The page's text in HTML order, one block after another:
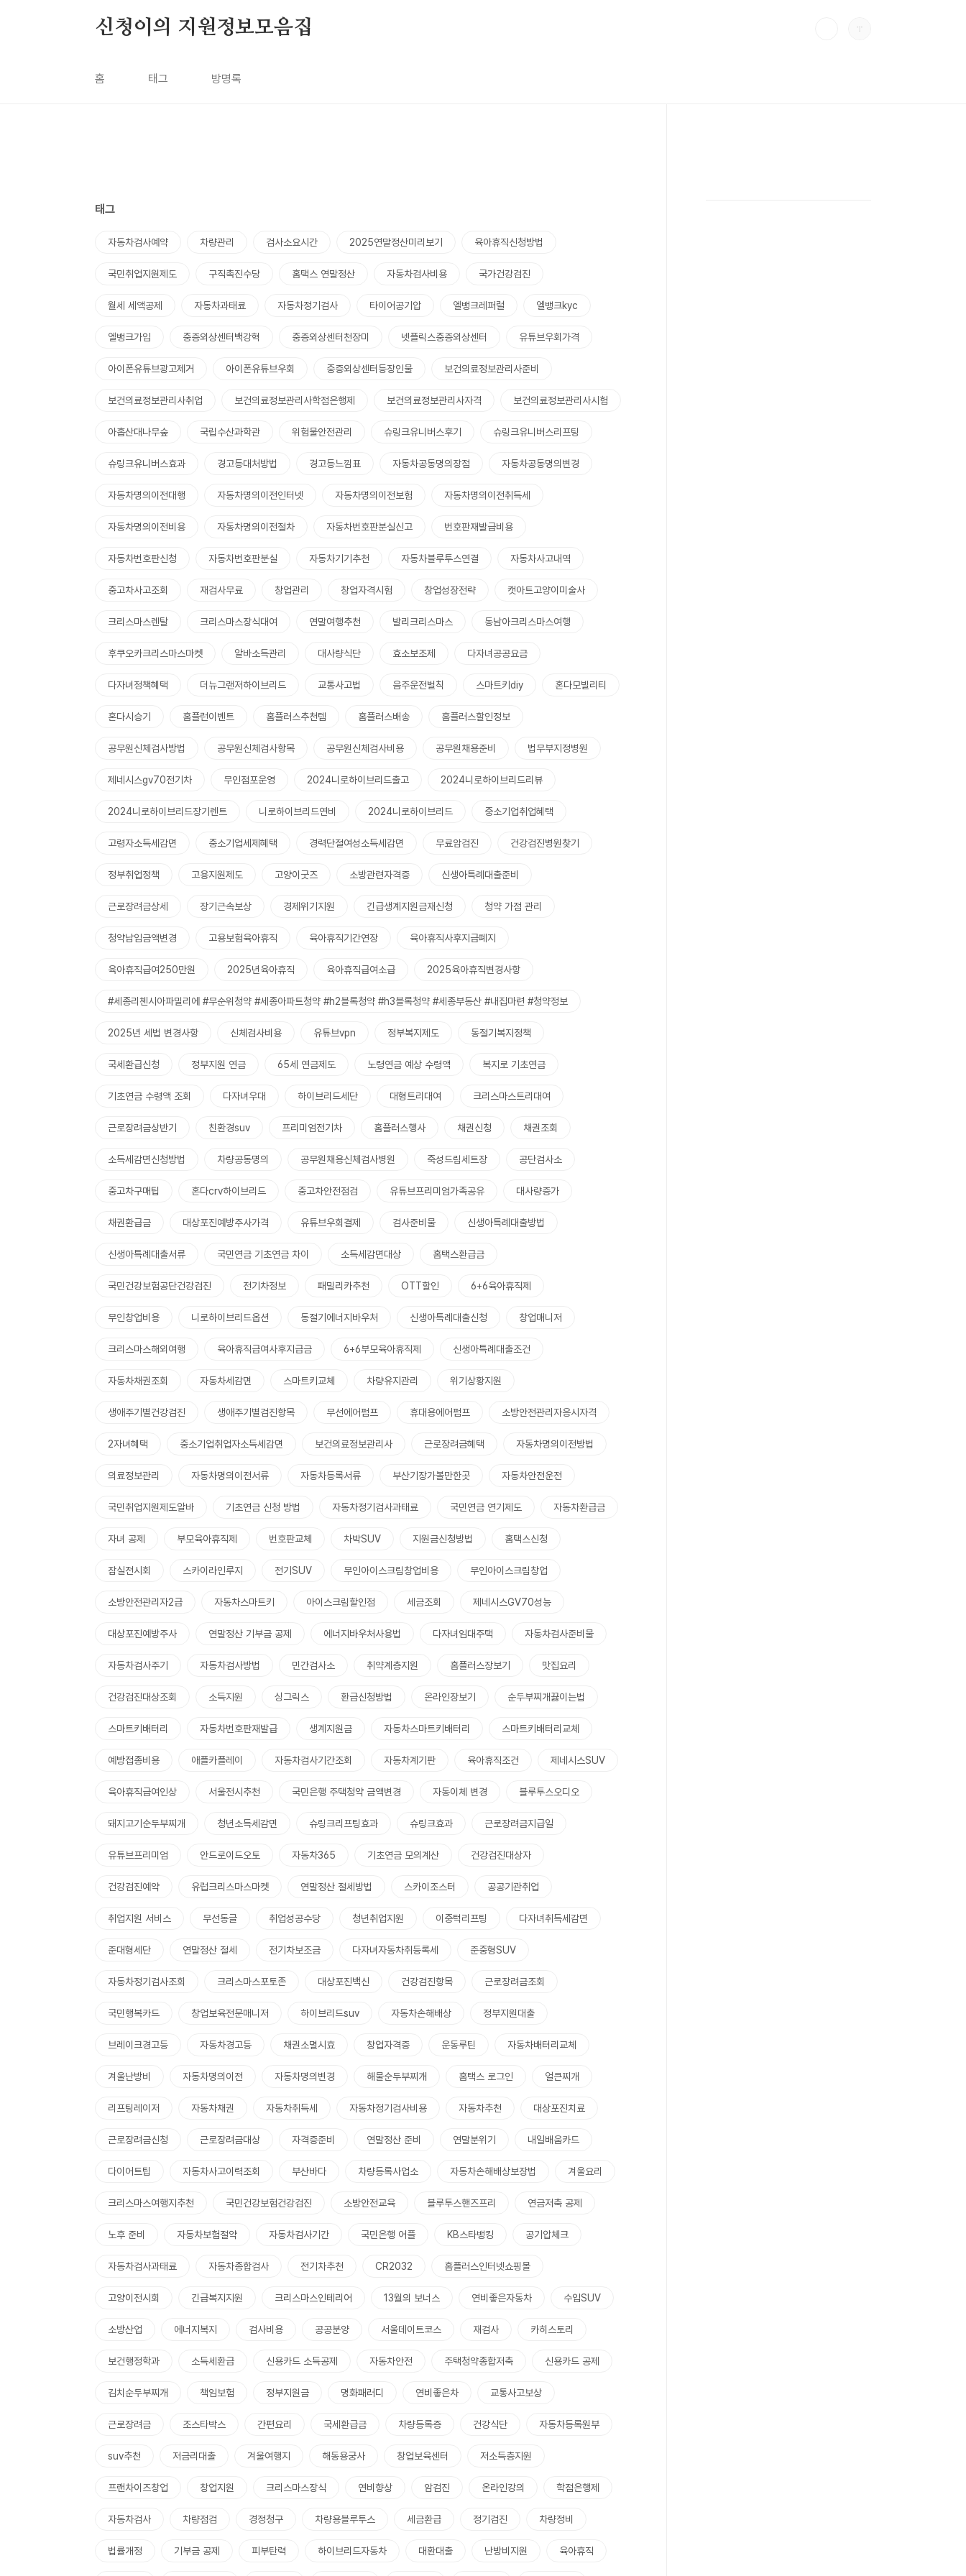
신청이의 지원정보모음집
홈 태그 방명록
태그
자동차검사예약 차량관리 검사소요시간 2025연말정산미리보기 육아휴직신청방법
국민취업지원제도 구직촉진수당 홈택스 연말정산 자동차검사비용 국가건강검진
월세 세액공제 자동차과태료 자동차정기검사 타이어공기압 엘뱅크레퍼럴 엘뱅크kyc
엘뱅크가입 중증외상센터백강혁 중증외상센터천장미 넷플릭스중증외상센터 유튜브우회가격
아이폰유튜브광고제거 아이폰유튜브우회 중증외상센터등장인물 보건의료정보관리사준비
보건의료정보관리사취업 보건의료정보관리사학점은행제 보건의료정보관리사자격 보건의료정보관리사시험
아홉산대나무숲 국립수산과학관 위험물안전관리 슈링크유니버스후기 슈링크유니버스리프팅
슈링크유니버스효과 경고등대처방법 경고등느낌표 자동차공동명의장점 자동차공동명의변경
자동차명의이전대행 자동차명의이전인터넷 자동차명의이전보험 자동차명의이전취득세
자동차명의이전비용 자동차명의이전절차 자동차번호판분실신고 번호판재발급비용
자동차번호판신청 자동차번호판분실 자동차기기추천 자동차블루투스연결 자동차사고내역
중고차사고조회 재검사무료 창업관리 창업자격시험 창업성장전략 캣아트고양이미술사
크리스마스렌탈 크리스마스장식대여 연말여행추천 발리크리스마스 동남아크리스마스여행
후쿠오카크리스마스마켓 알바소득관리 대사량식단 효소보조제 다자녀공공요금
다자녀정책혜택 더뉴그랜저하이브리드 교통사고법 음주운전벌칙 스마트키diy 혼다모빌리티
혼다시승기 홈플런이벤트 홈플러스추천템 홈플러스배송 홈플러스할인정보
공무원신체검사방법 공무원신체검사항목 공무원신체검사비용 공무원채용준비 법무부지정병원
제네시스gv70전기차 무인점포운영 2024니로하이브리드출고 2024니로하이브리드리뷰
2024니로하이브리드장기렌트 니로하이브리드연비 2024니로하이브리드 중소기업취업혜택
고령자소득세감면 중소기업세제혜택 경력단절여성소득세감면 무료암검진 건강검진병원찾기
정부취업정책 고용지원제도 고양이굿즈 소방관련자격증 신생아특례대출준비
근로장려금상세 장기근속보상 경제위기지원 긴급생계지원금재신청 청약 가점 관리
청약납입금액변경 고용보험육아휴직 육아휴직기간연장 육아휴직사후지급폐지
육아휴직급여250만원 2025년육아휴직 육아휴직급여소급 2025육아휴직변경사항
#세종리첸시아파밀리에 #무순위청약 #세종아파트청약 #h2블록청약 #h3블록청약 #세종부동산 #내집마련 #청약정보
2025년 세법 변경사항 신체검사비용 유튜브vpn 정부복지제도 동절기복지정책
국세환급신청 정부지원 연금 65세 연금제도 노령연금 예상 수령액 복지로 기초연금
기초연금 수령액 조회 다자녀우대 하이브리드세단 대형트리대여 크리스마스트리대여
근로장려금상반기 친환경suv 프리미엄전기차 홈플러스행사 채권신청 채권조회
소득세감면신청방법 차량공동명의 공무원채용신체검사병원 죽성드림세트장 공단검사소
중고차구매팁 혼다crv하이브리드 중고차안전점검 유튜브프리미엄가족공유 대사량증가
채권환급금 대상포진예방주사가격 유튜브우회결제 검사준비물 신생아특례대출방법
신생아특례대출서류 국민연금 기초연금 차이 소득세감면대상 홈택스환급금
국민건강보험공단건강검진 전기차정보 패밀리카추천 OTT할인 6+6육아휴직제
무인창업비용 니로하이브리드옵션 동절기에너지바우처 신생아특례대출신청 창업매니저
크리스마스해외여행 육아휴직급여사후지급금 6+6부모육아휴직제 신생아특례대출조건
자동차채권조회 자동차세감면 스마트키교체 차량유지관리 위기상황지원
생애주기별건강검진 생애주기별검진항목 무선에어펌프 휴대용에어펌프 소방안전관리자응시자격
2자녀혜택 중소기업취업자소득세감면 보건의료정보관리사 근로장려금혜택 자동차명의이전방법
의료정보관리 자동차명의이전서류 자동차등록서류 부산기장가볼만한곳 자동차안전운전
국민취업지원제도알바 기초연금 신청 방법 자동차정기검사과태료 국민연금 연기제도 자동차환급금
자녀 공제 부모육아휴직제 번호판교체 차박SUV 지원금신청방법 홈택스신청
잠실전시회 스카이라인루지 전기SUV 무인아이스크림창업비용 무인아이스크림창업
소방안전관리자2급 자동차스마트키 아이스크림할인점 세금조회 제네시스GV70성능
대상포진예방주사 연말정산 기부금 공제 에너지바우처사용법 다자녀임대주택 자동차검사준비물
자동차검사주기 자동차검사방법 민간검사소 취약계층지원 홈플러스장보기 맛집요리
건강검진대상조회 소득지원 싱그릭스 환급신청방법 온라인장보기 순두부찌개끓이는법
스마트키배터리 자동차번호판재발급 생계지원금 자동차스마트키배터리 스마트키배터리교체
예방접종비용 애플카플레이 자동차검사기간조회 자동차계기판 육아휴직조건 제네시스SUV
육아휴직급여인상 서울전시추천 국민은행 주택청약 금액변경 자동이체 변경 블루투스오디오
돼지고기순두부찌개 청년소득세감면 슈링크리프팅효과 슈링크효과 근로장려금지급일
유튜브프리미엄 안드로이드오토 자동차365 기초연금 모의계산 건강검진대상자
건강검진예약 유럽크리스마스마켓 연말정산 절세방법 스카이조스터 공공기관취업
취업지원 서비스 무선동글 취업성공수당 청년취업지원 이중턱리프팅 다자녀취득세감면
준대형세단 연말정산 절세 전기차보조금 다자녀자동차취등록세 준중형SUV
자동차정기검사조회 크리스마스포토존 대상포진백신 건강검진항목 근로장려금조회
국민행복카드 창업보육전문매니저 하이브리드suv 자동차손해배상 정부지원대출
브레이크경고등 자동차경고등 채권소멸시효 창업자격증 운동루틴 자동차배터리교체
겨울난방비 자동차명의이전 자동차명의변경 해물순두부찌개 홈택스 로그인 얼큰찌개
리프팅레이저 자동차채권 자동차취득세 자동차정기검사비용 자동차추천 대상포진치료
근로장려금신청 근로장려금대상 자격증준비 연말정산 준비 연말분위기 내일배움카드
다이어트팁 자동차사고이력조회 부산바다 차량등록사업소 자동차손해배상보장법 겨울요리
크리스마스여행지추천 국민건강보험건강검진 소방안전교육 블루투스핸즈프리 연금저축 공제
노후 준비 자동차보험절약 자동차검사기간 국민은행 어플 KB스타뱅킹 공기압체크
자동차검사과태료 자동차종합검사 전기차추천 CR2032 홈플러스인터넷쇼핑몰
고양이전시회 긴급복지지원 크리스마스인테리어 13월의 보너스 연비좋은자동차 수입SUV
소방산업 에너지복지 검사비용 공공분양 서울데이트코스 재검사 카히스토리
보건행정학과 소득세환급 신용카드 소득공제 자동차안전 주택청약종합저축 신용카드 공제
김치순두부찌개 책임보험 정부지원금 명화패러디 연비좋은차 교통사고보상
근로장려금 조스타박스 간편요리 국세환급금 차량등록증 건강식단 자동차등록원부
suv추천 저금리대출 겨울여행지 해동용궁사 창업보육센터 저소득층지원
프랜차이즈창업 창업지원 크리스마스장식 연비향상 암검진 온라인강의 학점은행제
자동차검사 차량점검 경정청구 차량용블루투스 세금환급 정기검진 차량정비
법률개정 기부금 공제 피부탄력 하이브리드자동차 대환대출 난방비지원 육아휴직